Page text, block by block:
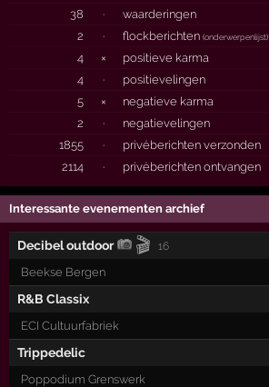
38
·
waarderingen
2
· flockberichten(onderwerpenlijst)
4 ×
positieve karma
4
·
positievelingen
5
×
negatieve karma
2
·
negatievelingen
1855
·
privéberichten verzonden
2114
· privéberichten ontvangen
Interessante evenementen archief
Decibel outdoor 🎬 16
Beekse Bergen
R&B Classix
ECI Cultuurfabriek
Trippedelic
Poppodium Grenswerk